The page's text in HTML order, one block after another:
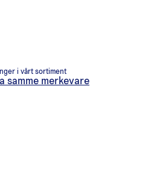
i vårt sortiment
samme merkevare